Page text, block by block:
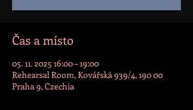
Čas a místo
05. 11. 2025 16:00 – 19:00
Rehearsal Room, Kovářská 939/4, 190 00
Praha 9, Czechia